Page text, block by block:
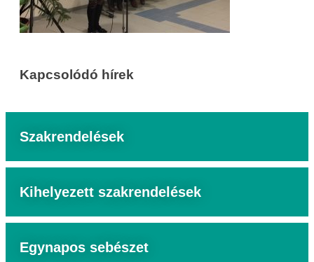
Kapcsolódó hírek
Szakrendelések
Kihelyezett szakrendelések
Egynapos sebészet